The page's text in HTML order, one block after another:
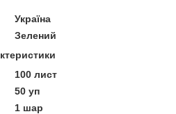
Україна
Зелений
100 лист
50 уп
1 шар